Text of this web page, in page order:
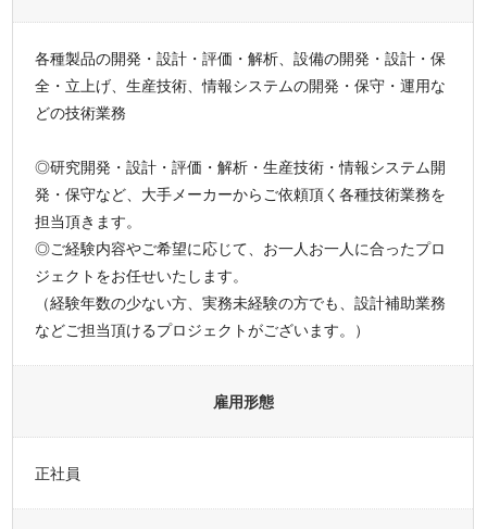
各種製品の開発・設計・評価・解析、設備の開発・設計・保
全・立上げ、生産技術、情報システムの開発・保守・運用な
どの技術業務
◎研究開発・設計・評価・解析・生産技術・情報システム開
発・保守など、大手メーカーからご依頼頂く各種技術業務を
担当頂きます。
◎ご経験内容やご希望に応じて、お一人お一人に合ったプロ
ジェクトをお任せいたします。
（経験年数の少ない方、実務未経験の方でも、設計補助業務
などご担当頂けるプロジェクトがございます。）
雇用形態
正社員